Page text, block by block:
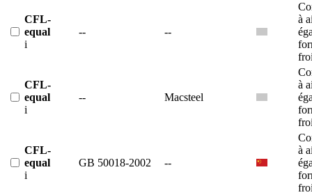
CFL-
equal
i
-- --
à
CFL-
equal
i
-- Macsteel
à
CFL-
equal
i
GB 50018-2002 --
à